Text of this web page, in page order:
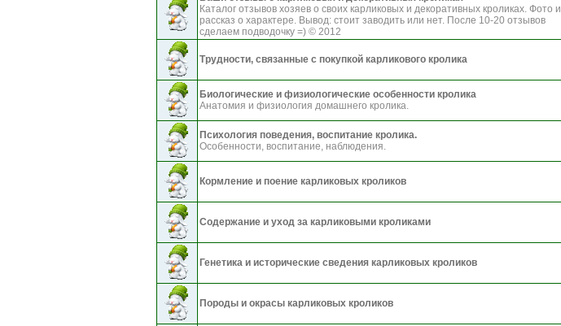
Каталог отзывов хозяев о своих карликовых и декоративных кроликах. Фото и
рассказ о характере. Вывод: стоит заводить или нет. После 10-20 отзывов
сделаем подводочку =) © 2012
Трудности, связанные с покупкой карликового кролика
Биологические и физиологические особенности кролика
Анатомия и физиология домашнего кролика.
Психология поведения, воспитание кролика.
Особенности, воспитание, наблюдения.
Кормление и поение карликовых кроликов
Содержание и уход за карликовыми кроликами
Генетика и исторические сведения карликовых кроликов
Породы и окрасы карликовых кроликов